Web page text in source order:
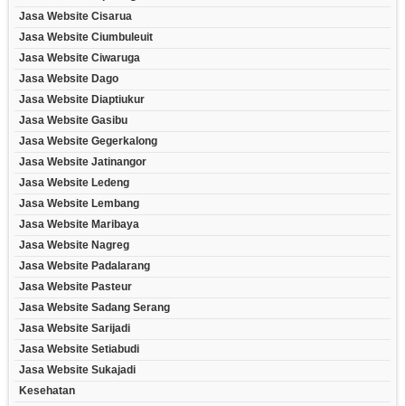
Jasa Website Cisarua
Jasa Website Ciumbuleuit
Jasa Website Ciwaruga
Jasa Website Dago
Jasa Website Diaptiukur
Jasa Website Gasibu
Jasa Website Gegerkalong
Jasa Website Jatinangor
Jasa Website Ledeng
Jasa Website Lembang
Jasa Website Maribaya
Jasa Website Nagreg
Jasa Website Padalarang
Jasa Website Pasteur
Jasa Website Sadang Serang
Jasa Website Sarijadi
Jasa Website Setiabudi
Jasa Website Sukajadi
Kesehatan